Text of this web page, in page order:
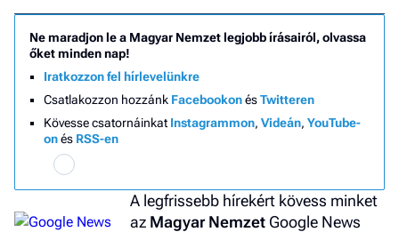
Ne maradjon le a Magyar Nemzet legjobb írásairól, olvassa
őket minden nap!
Iratkozzon fel hírlevelünkre
Csatlakozzon hozzánk FacebookonésTwitteren
Kövesse csatornáinkat Instagrammon, Videán, YouTube-
onés RSS-en
A legfrissebb hírekért kövess minket
az Magyar Nemzet Google News